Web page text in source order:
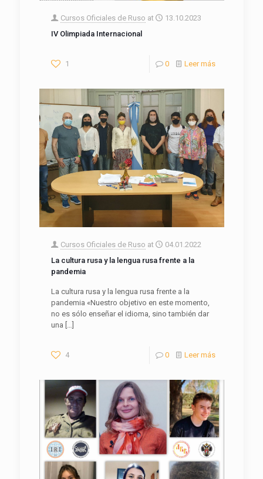
Cursos Oficiales de Ruso at
13.10.2023
IV Olimpiada Internacional
1 0 Leer más
Cursos Oficiales de Ruso at
04.01.2022
La cultura rusa y la lengua rusa frente a la
pandemia
La cultura rusa y la lengua rusa frente a la
pandemia «Nuestro objetivo en este momento,
no es sólo enseñar el idioma, sino también dar
una […]
4 0 Leer más